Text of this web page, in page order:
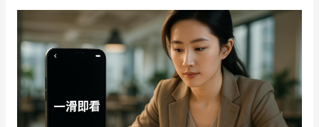
有赞商盟
商家社区 社群交流
合作共进
入驻有赞 认证代理商